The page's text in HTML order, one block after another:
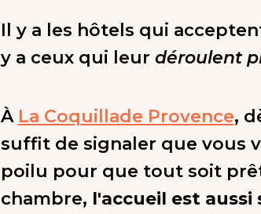
Il y a les hôtels qui
y a ceux qui leur déroulent
À La Coquillade Provence,
suffit de signaler que vous
poilu pour que tout soit
chambre, l'accueil est